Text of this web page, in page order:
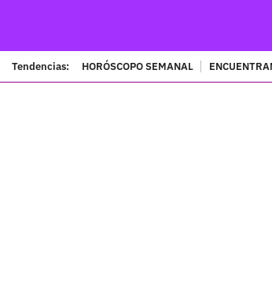
Tendencias: HORÓSCOPO SEMANAL